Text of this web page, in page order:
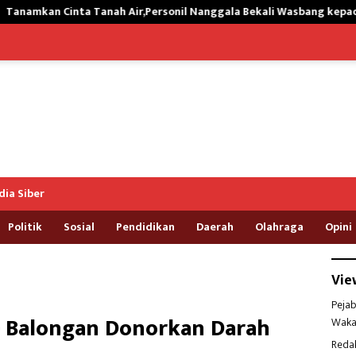
Air,Personil Nanggala Bekali Wasbang kepada Siswa SD Tunas
Siber
Politik Sosial Pendidikan Daerah Olahraga Opini
Donorkan Darah